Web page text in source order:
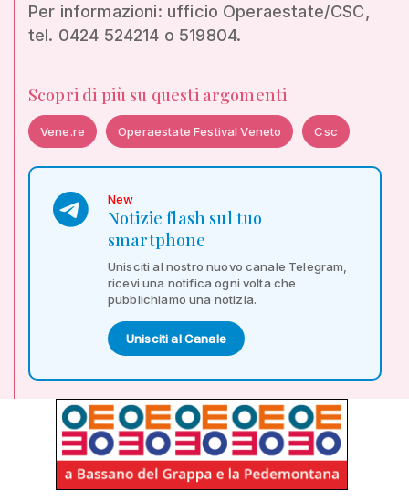
Per informazioni: ufficio Operaestate/CSC,
tel. 0424 524214 o 519804.
Scopri di più su questi argomenti
Vene.re Operaestate Festival Veneto Csc
New
Notizie flash sul tuo
smartphone
Unisciti al nostro nuovo canale Telegram,
ricevi una notifica ogni volta che
pubblichiamo una notizia.
Unisciti al Canale